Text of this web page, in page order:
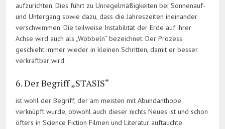
aufzurichten. Dies führt zu Unregelmäßigkeiten bei Sonnenauf-
und Untergang sowie dazu, dass die Jahreszeiten ineinander
verschwimmen. Die teilweise Instabilität der Erde auf ihrer
Achse wird auch als „Wobbeln“ bezeichnet. Der Prozess
geschieht immer wieder in kleinen Schritten, damit er besser
verkraftbar wird.
6. Der Begriff „STASIS“
ist wohl der Begriff, der am meisten mit Abundanthope
verknüpft wurde, obwohl auch dieser nichts Neues ist und schon
öfters in Science Fiction Filmen und Literatur auftauchte.